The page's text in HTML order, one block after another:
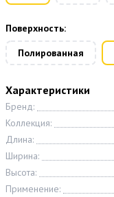
Характеристики
Бренд:
Коллекция:
Длина:
Ширина:
Высота:
Применение:
Поверхность:
Полированная